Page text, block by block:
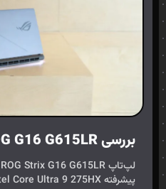
بررسی Asus ROG G16 G615LR